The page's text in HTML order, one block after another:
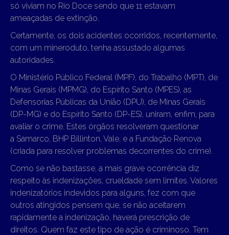
só viviam no Rio Doce sendo que 11 estavam
ameaçadas de extinção.
Certamente, os dois acidentes ocorridos, recentemente,
com um mineroduto, tenha assustado algumas
autoridades.
O Ministério Público Federal (MPF), do Trabalho (MPT), de
Minas Gerais (MPMG), do Espírito Santo (MPES), as
Defensorias Públicas da União (DPU), de Minas Gerais
(DP-MG) e do Espírito Santo (DP-ES), uniram, enfim, para
avaliar o crime. Estes órgãos resolveram questionar
a Samarco, BHP Billinton, Vale, e a Fundação Renova
(criada para resolver problemas decorrentes do crime).
Como se não bastasse, a mais grave ocorrência diz
respeito às indenizações, crueldade sem limites. Valores
indenizatórios indevidos para alguns, fez com que
outros atingidos pensem que, se não aceitarem
rapidamente a indenização, haverá prescrição de
direitos. Quem faz este tipo de ação é criminoso. Tem